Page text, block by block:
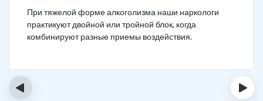
При тяжелой форме алкоголизма наши наркологи
практикуют двойной или тройной блок, когда
комбинируют разные приемы воздействия.
‹ ›